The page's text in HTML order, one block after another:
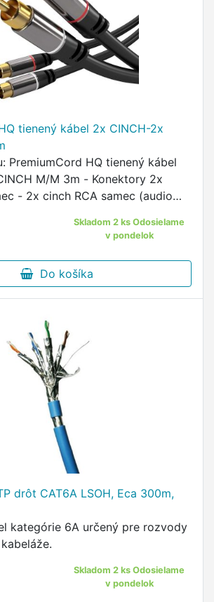
tienený kábel 2x CINCH-2x
PremiumCord HQ tienený kábel
M/M 3m - Konektory 2x
- 2x cinch RCA samec (audio
TV, receiver, …
Skladom 2 ks Odosielame
v pondelok
Do košíka
drôt CAT6A LSOH, Eca 300m,
kategórie 6A určený pre rozvody
Skladom 2 ks Odosielame
v pondelok